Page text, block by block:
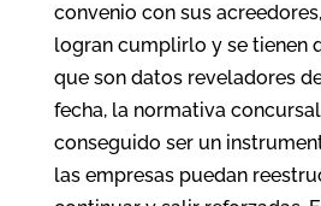
convenio con sus
logran cumplirlo y se tienen
que son datos reveladores
fecha, la normativa
conseguido ser un
las empresas puedan